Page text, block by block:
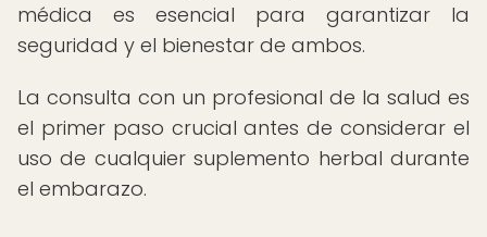
médica es esencial para garantizar la
seguridad y el bienestar de ambos.
La consulta con un profesional de la salud es
el primer paso crucial antes de considerar el
uso de cualquier suplemento herbal durante
el embarazo.